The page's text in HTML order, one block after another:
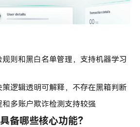
则和黑白名单管理，支持机器学习
逻辑透明可解释，不存在黑箱判断
多账户欺诈检测支持较强
备哪些核心功能？